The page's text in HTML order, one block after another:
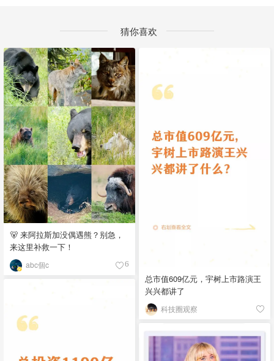
猜你喜欢
🐻 来阿拉斯加没偶遇熊？别急，
来这里补救一下！
abc個c 6
总市值609亿元，宇树上市路演王
兴兴都讲了
科技圈观察